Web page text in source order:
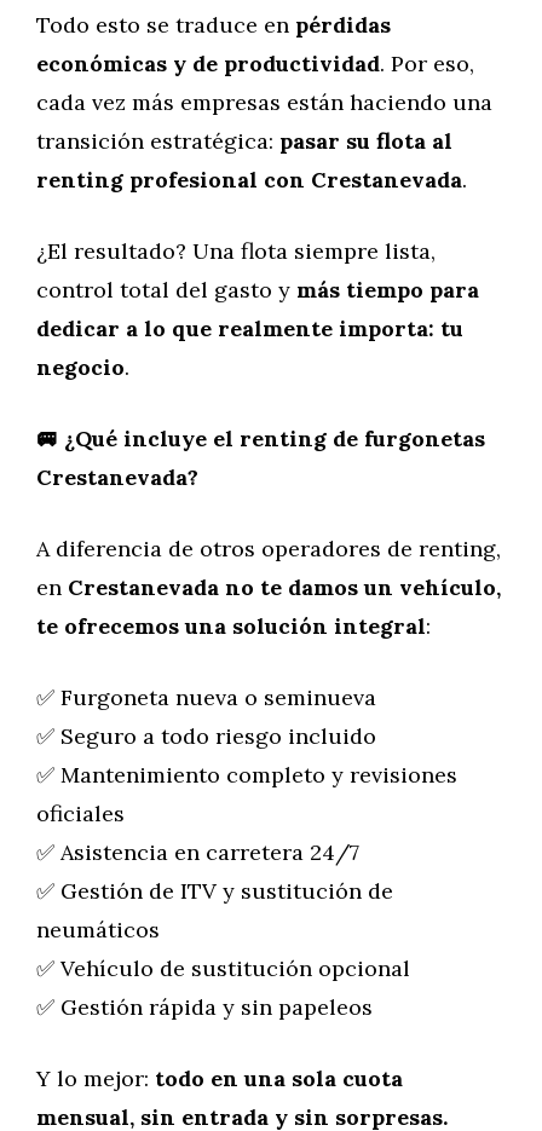
Todo esto se traduce en pérdidas
económicas y de productividad. Por eso,
cada vez más empresas están haciendo una
transición estratégica: pasar su flota al
renting profesional con Crestanevada.
¿El resultado? Una flota siempre lista,
control total del gasto y más tiempo para
dedicar a lo que realmente importa: tu
negocio.
🚐 ¿Qué incluye el renting de furgonetas
Crestanevada?
A diferencia de otros operadores de renting,
en Crestanevada no te damos un vehículo,
te ofrecemos una solución integral:
✅ Furgoneta nueva o seminueva
✅ Seguro a todo riesgo incluido
✅ Mantenimiento completo y revisiones
oficiales
✅ Asistencia en carretera 24/7
✅ Gestión de ITV y sustitución de
neumáticos
✅ Vehículo de sustitución opcional
✅ Gestión rápida y sin papeleos
Y lo mejor: todo en una sola cuota
mensual, sin entrada y sin sorpresas.